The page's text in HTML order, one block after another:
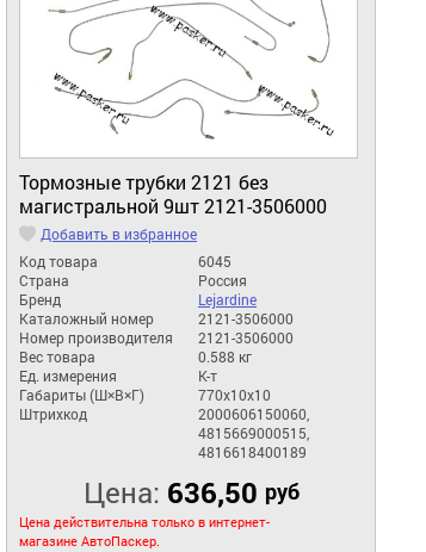
Тормозные трубки 2121 без
магистральной 9шт 2121-3506000
Добавить в избранное
Код товара
6045
Страна
Россия
Бренд
Lejardine
Каталожный номер
2121-3506000
Номер производителя
2121-3506000
Вес товара
0.588 кг
Ед. измерения
К-т
Габариты (Ш×В×Г)
770x10x10
Штрихкод
2000606150060,
4815669000515,
4816618400189
Цена: 636,50 руб
Цена действительна только в интернет-
магазине АвтоПаскер.